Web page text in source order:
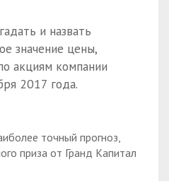
и назвать
значение цены,
акциям компании
2017 года.
точный прогноз,
приза от Гранд Капитал